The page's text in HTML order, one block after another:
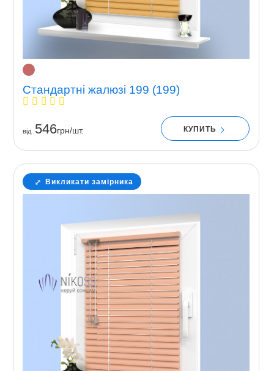
Стандартні жалюзі 199 (199)
вiд546грн/шт. КУПИТЬ
Викликати замірника